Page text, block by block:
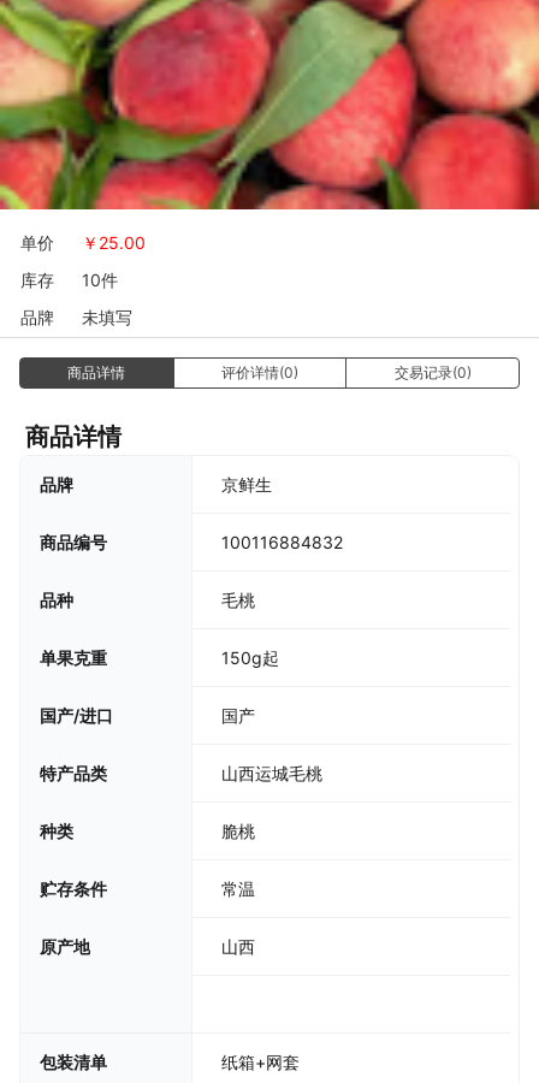
单价 ￥ 25.00
库存
10件
品牌
未填写
商品详情 评价详情(0) 交易记录(0)
商品详情
品牌 京鲜生
商品编号 100116884832
品种 毛桃
单果克重 150g起
国产/进口 国产
特产品类 山西运城毛桃
种类 脆桃
贮存条件 常温
原产地 山西
包装清单 纸箱+网套